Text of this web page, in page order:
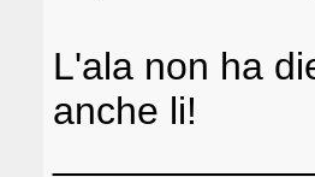
L'ala non ha
anche li!